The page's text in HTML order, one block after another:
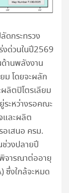
ดกระทรวง
งด่วนในปี2569
านพลังงาน
ม โดยจะผลัก
ลิตปิโตรเลียม
ะหว่างรอคณะ
และผลิต
อเสนอ ครม.
ช่วงปลายปี
จารณาต่ออายุ
ซึ่งใกล้จะหมด